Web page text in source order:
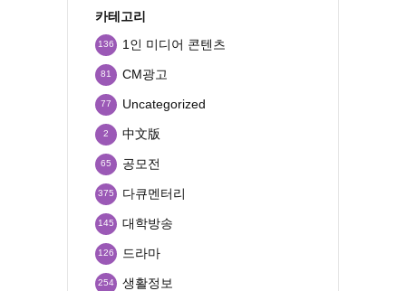
카테고리
1인 미디어 콘텐츠
136
CM광고
81
Uncategorized
77
中文版
2
공모전
65
다큐멘터리
375
대학방송
145
드라마
126
생활정보
254